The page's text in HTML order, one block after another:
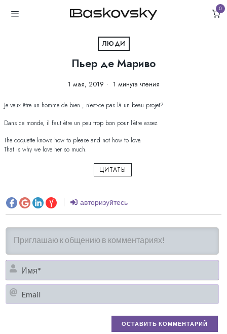
0
ЛЮДИ
Пьер де Мариво
1 мая, 2019 1 минута чтения
Je veux être un homme de bien ; n’est-ce pas là un beau projet?
Dans ce monde, il faut être un peu trop bon pour l’être assez.
The coquette knows how to please and not how to love.
That is why we love her so much.
ЦИТАТЫ
авторизуйтесь